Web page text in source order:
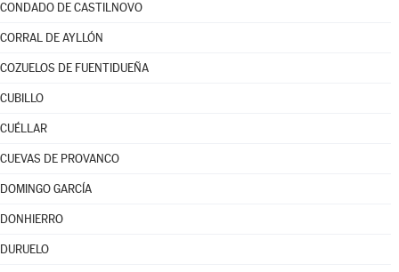
CONDADO DE CASTILNOVO
CORRAL DE AYLLÓN
COZUELOS DE FUENTIDUEÑA
CUBILLO
CUÉLLAR
CUEVAS DE PROVANCO
DOMINGO GARCÍA
DONHIERRO
DURUELO